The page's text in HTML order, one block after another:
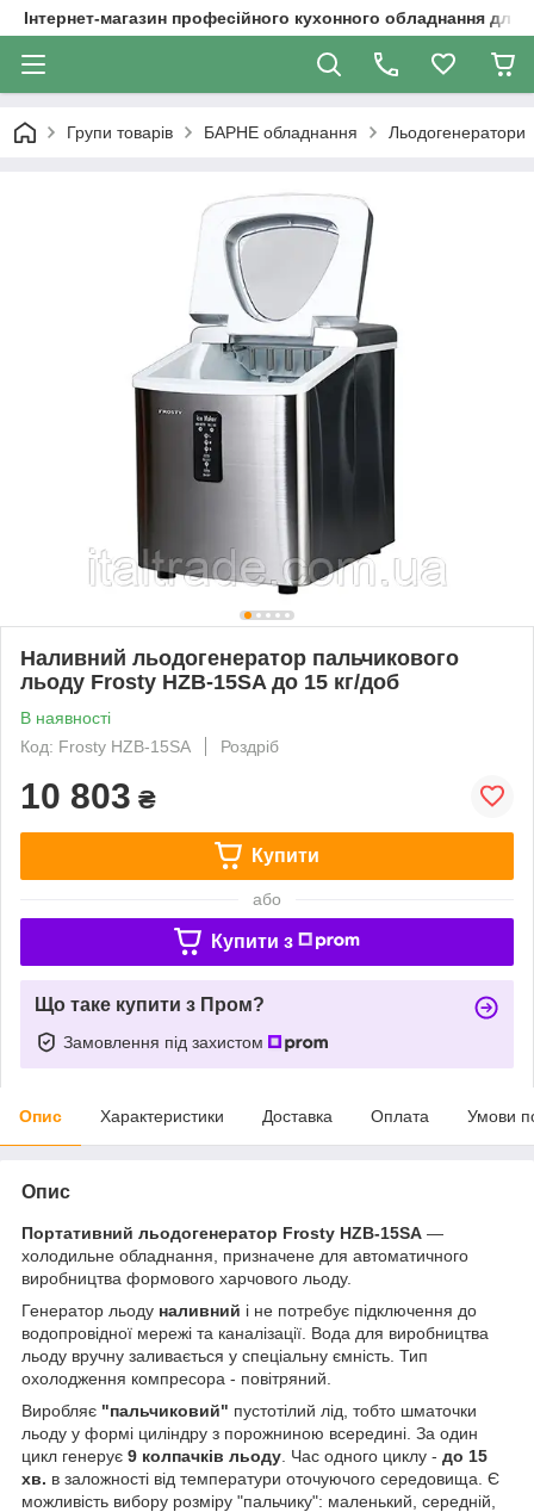
Інтернет-магазин професійного кухонного обладнання
Групи товарів БАРНЕ обладнання Льодогенератори
Наливний льодогенератор пальчикового
льоду Frosty HZB-15SA до 15 кг/доб
В наявності
Код: Frosty HZB-15SA
Роздріб
10 803 ₴
Купити
або
Купити з
Що таке купити з Пром?
Замовлення під захистом
Опис Характеристики Доставка Оплата Умови
Опис
Портативний льодогенератор Frosty HZB-15SA —
холодильне обладнання, призначене для автоматичного
виробництва формового харчового льоду.
Генератор льоду наливний і не потребує підключення до
водопровідної мережі та каналізації. Вода для виробництва
льоду вручну заливається у спеціальну ємність. Тип
охолодження компресора - повітряний.
Виробляє "пальчиковий" пустотілий лід, тобто шматочки
льоду у формі циліндру з порожниною всередині. За один
цикл генерує 9 колпачків льоду . Час одного циклу - до 15
хв. в заложності від температури оточуючого середовища. Є
можливість вибору розміру "пальчику": маленький, середній,